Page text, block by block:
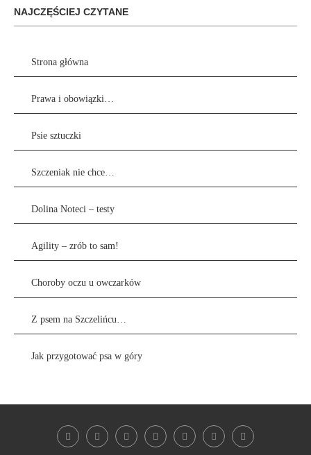
NAJCZĘŚCIEJ CZYTANE
Strona główna
Prawa i obowiązki…
Psie sztuczki
Szczeniak nie chce…
Dolina Noteci – testy
Agility – zrób to sam!
Choroby oczu u owczarków
Z psem na Szczelińcu…
Jak przygotować psa w góry